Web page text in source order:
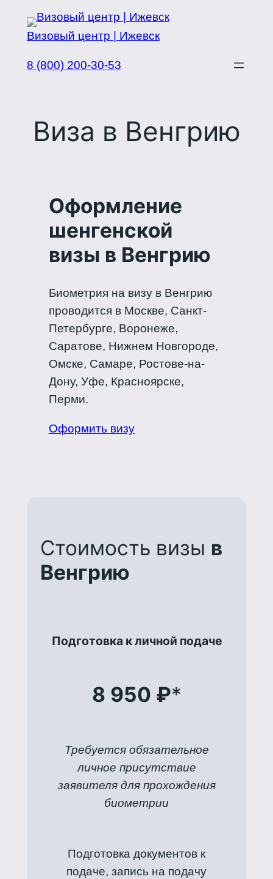
Перейти
Визовый центр | Ижевск
8 (800) 200-30-53
Виза в Венгрию
Оформление
шенгенской
визы в Венгрию
Биометрия на визу в Венгрию
проводится в Москве, Санкт-
Петербурге, Воронеже,
Саратове, Нижнем Новгороде,
Омске, Самаре, Ростове-на-
Дону, Уфе, Красноярске,
Перми.
Оформить визу
Стоимость визы в
Венгрию
Подготовка к личной подаче
8 950 ₽*
Требуется обязательное
личное присутствие
заявителя для прохождения
биометрии
Подготовка документов к
подаче, запись на подачу